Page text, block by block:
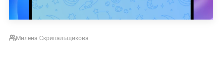
Милена Скрипальщикова